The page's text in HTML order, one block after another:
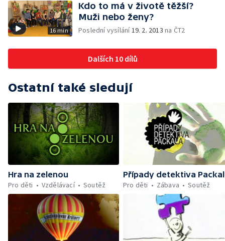
16 min
Kdo to má v životě těžší?
Muži nebo ženy?
Poslední vysílání19. 2. 2013 na ČT2
Dalších 10 dílů
Ostatní také sledují
Hra na zelenou
Pro děti
Vzdělávací Soutěž
Případy detektiva
Pro děti
Zábava Soutěž